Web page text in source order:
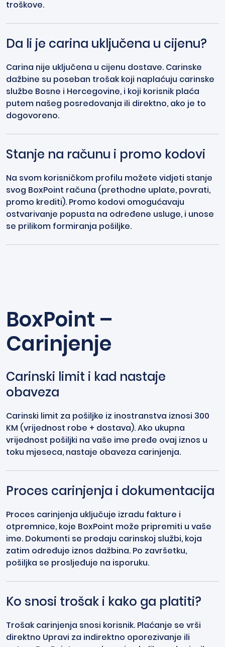
troškove.
Da li je carina uključena u cijenu?
Carina nije uključena u cijenu dostave. Carinske
dažbine su poseban trošak koji naplaćuju carinske
službe Bosne i Hercegovine, i koji korisnik plaća
putem našeg posredovanja ili direktno, ako je to
dogovoreno.
Stanje na računu i promo kodovi
Na svom korisničkom profilu možete vidjeti stanje
svog BoxPoint računa (prethodne uplate, povrati,
promo krediti). Promo kodovi omogućavaju
ostvarivanje popusta na određene usluge, i unose
se prilikom formiranja pošiljke.
BoxPoint –
Carinjenje
Carinski limit i kad nastaje
obaveza
Carinski limit za pošiljke iz inostranstva iznosi 300
KM (vrijednost robe + dostava). Ako ukupna
vrijednost pošiljki na vaše ime pređe ovaj iznos u
toku mjeseca, nastaje obaveza carinjenja.
Proces carinjenja i dokumentacija
Proces carinjenja uključuje izradu fakture i
otpremnice, koje BoxPoint može pripremiti u vaše
ime. Dokumenti se predaju carinskoj službi, koja
zatim određuje iznos dažbina. Po završetku,
pošiljka se prosljeđuje na isporuku.
Ko snosi trošak i kako ga platiti?
Trošak carinjenja snosi korisnik. Plaćanje se vrši
direktno Upravi za indirektno oporezivanje ili